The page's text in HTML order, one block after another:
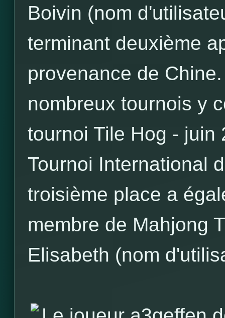
Boivin (nom
terminant deuxième
provenance de
nombreux tournois y
tournoi Tile Hog - juin
Tournoi International
troisième place a
membre de Mahjong
Elisabeth (nom